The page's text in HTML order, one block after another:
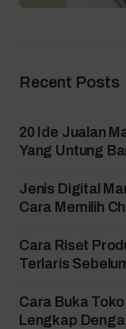
Recent Posts
20 Ide Jualan
Yang Untung
Jenis Digital
Cara Memilih
Cara Riset
Terlaris
Cara Buka
Lengkap